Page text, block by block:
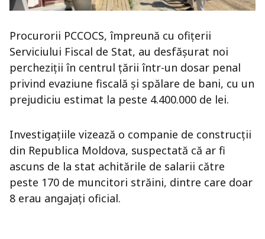
Procurorii PCCOCS, împreună cu ofițerii
Serviciului Fiscal de Stat, au desfășurat noi
percheziții în centrul țării într-un dosar penal
privind evaziune fiscală și spălare de bani, cu un
prejudiciu estimat la peste 4.400.000 de lei.
Investigațiile vizează o companie de construcții
din Republica Moldova, suspectată că ar fi
ascuns de la stat achitările de salarii către
peste 170 de muncitori străini, dintre care doar
8 erau angajați oficial.